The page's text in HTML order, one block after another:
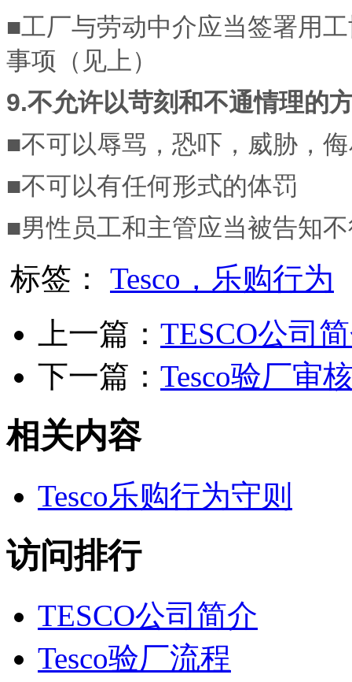
■工厂与劳动中介应当签署用
事项（见上）
9.不允许以苛刻和不通情理的
■不可以辱骂，恐吓，威胁，
■不可以有任何形式的体罚
■男性员工和主管应当被告知
标签： Tesco，乐购行为
上一篇： TESCO公司
下一篇： Tesco验厂审
相关内容
Tesco乐购行为守则
访问排行
TESCO公司简介
Tesco验厂流程